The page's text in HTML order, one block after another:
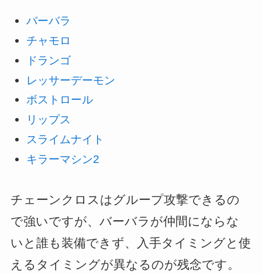
バーバラ
チャモロ
ドランゴ
レッサーデーモン
ボストロール
リップス
スライムナイト
キラーマシン2
チェーンクロスはグループ攻撃できるの
で強いですが、バーバラが仲間にならな
いと誰も装備できず、入手タイミングと使
えるタイミングが異なるのが残念です。